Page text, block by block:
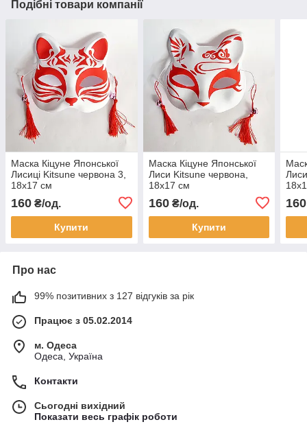
Подібні товари компанії
Маска Кіцуне Японської
Лисиці Kitsune червона 3,
18х17 см
160 ₴/од.
Купити
Маска Кіцуне Японської
Лиси Kitsune червона,
18х17 см
160₴/од.
Купити
160
Про нас
99% позитивних з 127 відгуків за рік
Працює з 05.02.2014
м. Одеса
Одеса, Україна
Контакти
Сьогодні вихідний
Показати весь графік роботи